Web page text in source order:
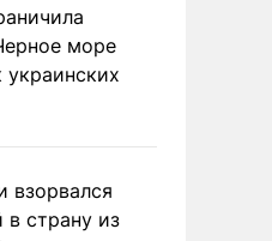
море
украинских
взорвался
в страну из